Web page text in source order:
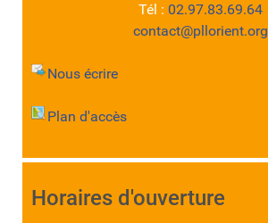
Tél : 02.97.83.69.64
contact@pllorient.org
Nous écrire
Plan d'accès
Horaires d'ouverture